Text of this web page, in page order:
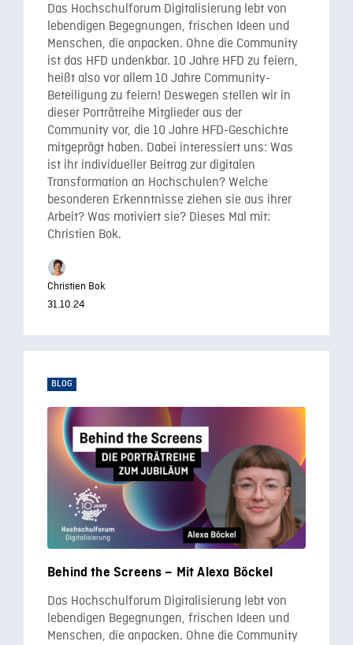
Das Hochschulforum Digitalisierung lebt von
lebendigen Begegnungen, frischen Ideen und
Menschen, die anpacken. Ohne die Community
ist das HFD undenkbar. 10 Jahre HFD zu feiern,
heißt also vor allem 10 Jahre Community-
Beteiligung zu feiern! Deswegen stellen wir in
dieser Porträtreihe Mitglieder aus der
Community vor, die 10 Jahre HFD-Geschichte
mitgeprägt haben. Dabei interessiert uns: Was
ist ihr individueller Beitrag zur digitalen
Transformation an Hochschulen? Welche
besonderen Erkenntnisse ziehen sie aus ihrer
Arbeit? Was motiviert sie? Dieses Mal mit:
Christien Bok.
Christien Bok
31.10.24
BLOG
Behind the Screens – Mit Alexa Böckel
Das Hochschulforum Digitalisierung lebt von
lebendigen Begegnungen, frischen Ideen und
Menschen, die anpacken. Ohne die Community